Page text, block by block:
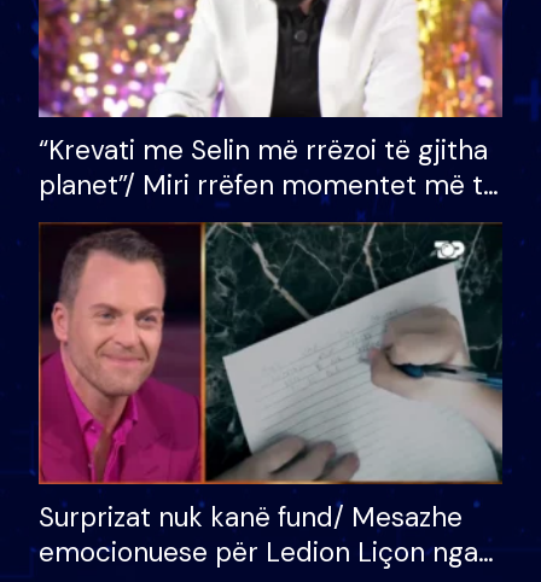
“Krevati me Selin më rrëzoi të gjitha
planet”/ Miri rrëfen momentet më të
bukura në shtëpinë e BB VIP: Do më
mungojë zilja e mëngjesit kur…
Surprizat nuk kanë fund/ Mesazhe
emocionuese për Ledion Liçon nga